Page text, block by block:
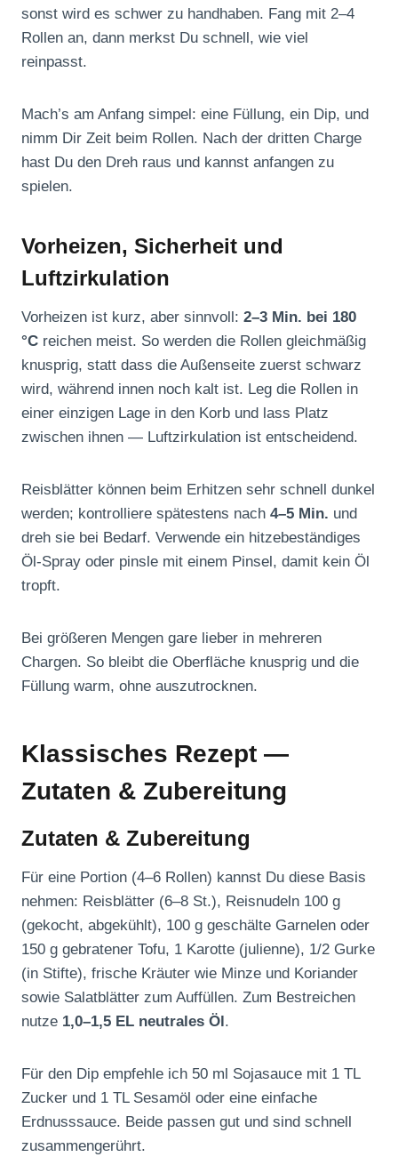
sonst wird es schwer zu handhaben. Fang mit 2–4
Rollen an, dann merkst Du schnell, wie viel
reinpasst.
Mach’s am Anfang simpel: eine Füllung, ein Dip, und
nimm Dir Zeit beim Rollen. Nach der dritten Charge
hast Du den Dreh raus und kannst anfangen zu
spielen.
Vorheizen, Sicherheit und
Luftzirkulation
Vorheizen ist kurz, aber sinnvoll: 2–3 Min. bei 180
°C reichen meist. So werden die Rollen gleichmäßig
knusprig, statt dass die Außenseite zuerst schwarz
wird, während innen noch kalt ist. Leg die Rollen in
einer einzigen Lage in den Korb und lass Platz
zwischen ihnen — Luftzirkulation ist entscheidend.
Reisblätter können beim Erhitzen sehr schnell dunkel
werden; kontrolliere spätestens nach 4–5 Min. und
dreh sie bei Bedarf. Verwende ein hitzebeständiges
Öl-Spray oder pinsle mit einem Pinsel, damit kein Öl
tropft.
Bei größeren Mengen gare lieber in mehreren
Chargen. So bleibt die Oberfläche knusprig und die
Füllung warm, ohne auszutrocknen.
Klassisches Rezept —
Zutaten & Zubereitung
Zutaten & Zubereitung
Für eine Portion (4–6 Rollen) kannst Du diese Basis
nehmen: Reisblätter (6–8 St.), Reisnudeln 100 g
(gekocht, abgekühlt), 100 g geschälte Garnelen oder
150 g gebratener Tofu, 1 Karotte (julienne), 1/2 Gurke
(in Stifte), frische Kräuter wie Minze und Koriander
sowie Salatblätter zum Auffüllen. Zum Bestreichen
nutze 1,0–1,5 EL neutrales Öl .
Für den Dip empfehle ich 50 ml Sojasauce mit 1 TL
Zucker und 1 TL Sesamöl oder eine einfache
Erdnusssauce. Beide passen gut und sind schnell
zusammengerührt.